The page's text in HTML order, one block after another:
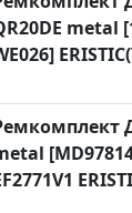
[916]
[1]
[1]
[29]
[4]
[41]
metal